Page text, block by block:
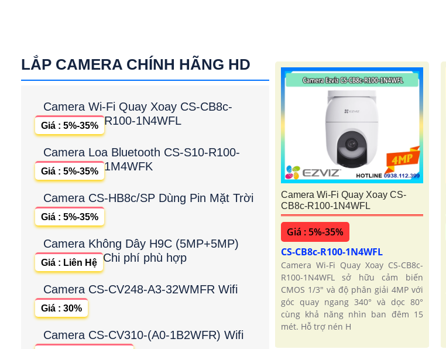
LẮP CAMERA CHÍNH HÃNG HD
Camera Wi-Fi Quay Xoay CS-CB8c-
R100-1N4WFL
Giá : 5%-35%
Camera Loa Bluetooth CS-S10-R100-
1M4WFK
Giá : 5%-35%
Camera CS-HB8c/SP Dùng Pin Mặt Trời
Giá : 5%-35%
Camera Không Dây H9C (5MP+5MP)
Chi phí phù hợp
Giá : Liên Hệ
Camera CS-CV248-A3-32WMFR Wifi
Giá : 30%
Camera CS-CV310-(A0-1B2WFR) Wifi
Camera Wi-Fi Quay Xoay CS-
CB8c-R100-1N4WFL
Giá : 5%-35%
CS-CB8c-R100-1N4WFL
Camera Wi-Fi Quay Xoay CS-CB8c-
R100-1N4WFL sở hữu cảm biến
CMOS 1/3" và độ phân giải 4MP với
góc quay ngang 340° và dọc 80°
cùng khả năng nhìn ban đêm 15
mét. Hỗ trợ nén H